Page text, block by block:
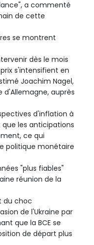
a commenté
de cette
se montrent
dès le mois
s'intensifient en
Joachim Nagel,
d'Allemagne, auprès
d'inflation à
les anticipations
ce qui
politique monétaire
"plus fiables"
réunion de la
du choc
de l'Ukraine par
que la BCE se
de départ plus